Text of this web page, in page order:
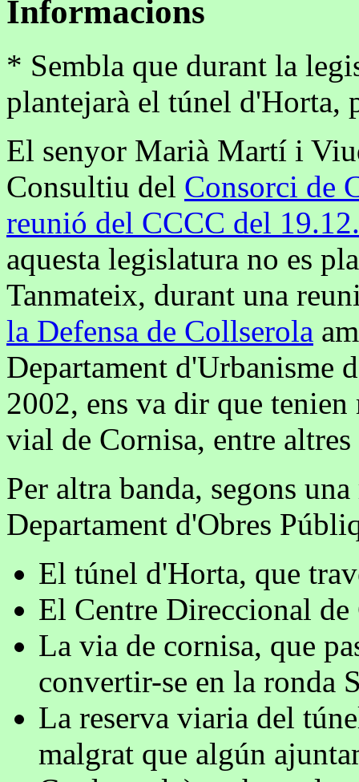
Informacions
* Sembla que durant la
plantejarà el túnel d'Horta,
El senyor Marià Martí i
Consultiu del Consorci de
reunió del CCCC del
aquesta legislatura no es
Tanmateix, durant una
la Defensa de Collserola
Departament d'Urbanisme
2002, ens va dir que
vial de Cornisa, entre
Per altra banda, segons
Departament d'Obres
El túnel d'Horta, que
El Centre Direccional de
La via de cornisa, que
convertir-se en la ronda
La reserva viaria del
malgrat que algún